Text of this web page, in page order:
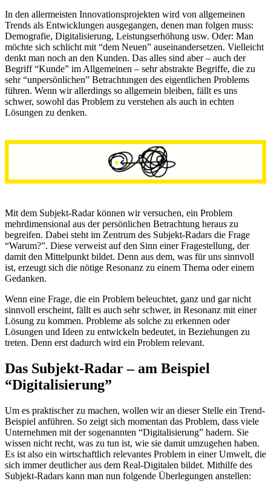
In den allermeisten Innovationsprojekten wird von allgemeinen
Trends als Entwicklungen ausgegangen, denen man folgen muss:
Demografie, Digitalisierung, Leistungserhöhung usw. Oder: Man
möchte sich schlicht mit “dem Neuen” auseinandersetzen. Vielleicht
denkt man noch an den Kunden. Das alles sind aber – auch der
Begriff “Kunde” im Allgemeinen – sehr abstrakte Begriffe, die zu
sehr “unpersönlichen” Betrachtungen des eigentlichen Problems
führen. Wenn wir allerdings so allgemein bleiben, fällt es uns
schwer, sowohl das Problem zu verstehen als auch in echten
Lösungen zu denken.
Mit dem Subjekt-Radar können wir versuchen, ein Problem
mehrdimensional aus der persönlichen Betrachtung heraus zu
begreifen. Dabei steht im Zentrum des Subjekt-Radars die Frage
“Warum?”. Diese verweist auf den Sinn einer Fragestellung, der
damit den Mittelpunkt bildet. Denn aus dem, was für uns sinnvoll
ist, erzeugt sich die nötige Resonanz zu einem Thema oder einem
Gedanken.
Wenn eine Frage, die ein Problem beleuchtet, ganz und gar nicht
sinnvoll erscheint, fällt es auch sehr schwer, in Resonanz mit einer
Lösung zu kommen. Probleme als solche zu erkennen oder
Lösungen und Ideen zu entwickeln bedeutet, in Beziehungen zu
treten. Denn erst dadurch wird ein Problem relevant.
Das Subjekt-Radar – am Beispiel
“Digitalisierung”
Um es praktischer zu machen, wollen wir an dieser Stelle ein Trend-
Beispiel anführen. So zeigt sich momentan das Problem, dass viele
Unternehmen mit der sogenannten “Digitalisierung” hadern. Sie
wissen nicht recht, was zu tun ist, wie sie damit umzugehen haben.
Es ist also ein wirtschaftlich relevantes Problem in einer Umwelt, die
sich immer deutlicher aus dem Real-Digitalen bildet. Mithilfe des
Subjekt-Radars kann man nun folgende Überlegungen anstellen: